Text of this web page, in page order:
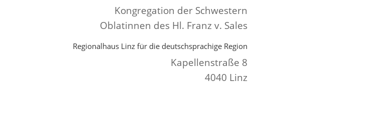
Kongregation der Schwestern
Oblatinnen des Hl. Franz v. Sales
Regionalhaus Linz für die deutschsprachige Region​
Kapellenstraße 8
4040 Linz